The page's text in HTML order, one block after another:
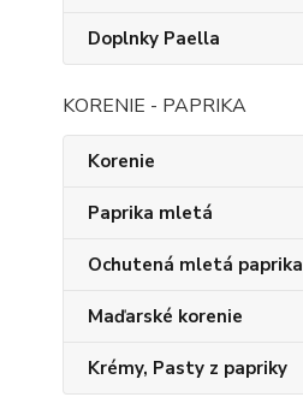
Doplnky Paella
KORENIE - PAPRIKA
Korenie
Paprika mletá
Ochutená mletá paprika
Maďarské korenie
Krémy, Pasty z papriky